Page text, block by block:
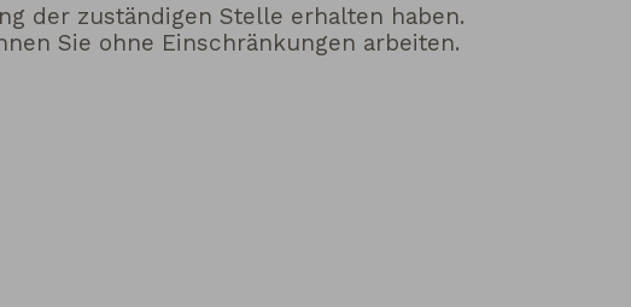
der zuständigen Stelle erhalten haben.
Sie ohne Einschränkungen arbeiten.